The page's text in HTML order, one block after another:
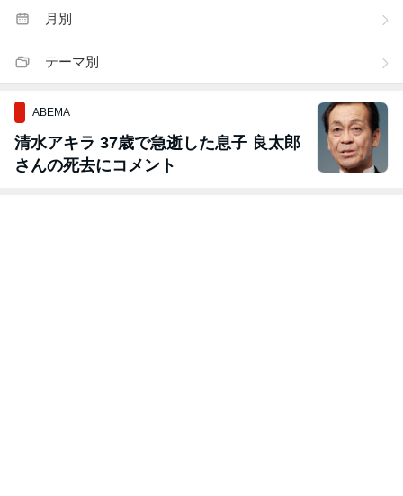
月別
テーマ別
ABEMA
清水アキラ 37歳で急逝した息子 良太郎
さんの死去にコメント